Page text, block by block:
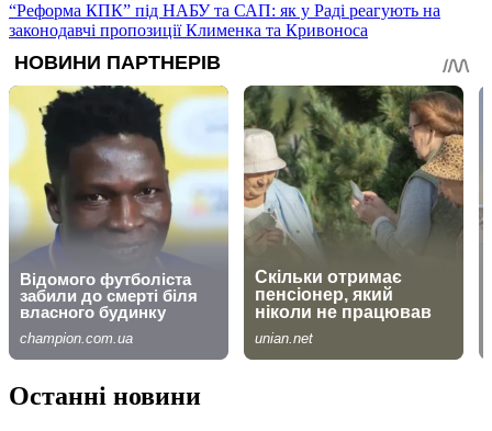
“Реформа КПК” під НАБУ та САП: як у Раді реагують на
законодавчі пропозиції Клименка та Кривоноса
Останні новини